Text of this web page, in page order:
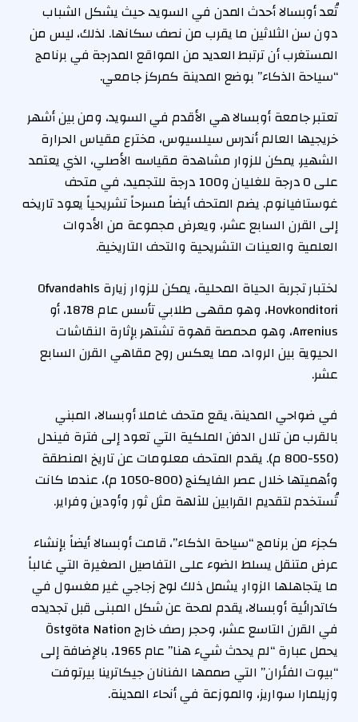
تُعد أوبسالا أحدث المدن في السويد، حيث يشكل الشباب
دون سن الثلاثين ما يقرب من نصف سكانها. لذلك، ليس من
المستغرب أن ترتبط العديد من المواقع المدرجة في برنامج
“سياحة الذكاء” بوضع المدينة كمركز جامعي.
تعتبر جامعة أوبسالا هي الأقدم في السويد، ومن بين أشهر
خريجيها العالم أندرس سيلسيوس، مخترع مقياس الحرارة
الشهير. يمكن للزوار مشاهدة مقياسه الأصلي، الذي يعتمد
على 0 درجة للغليان و100 درجة للتجميد، في متحف
غوستافيانوم. يضم المتحف أيضاً مسرحاً تشريحياً يعود تاريخه
إلى القرن السابع عشر، ويعرض مجموعة من الأدوات
العلمية والعينات التشريحية والتحف التاريخية.
لختبار تجربة الحياة المحلية، يمكن للزوار زيارة Ofvandahls
Hovkonditori، وهو مقهى طلابي تأسس عام 1878، أو
Arrenius، وهو محمصة قهوة تشتهر بإثارة النقاشات
الحيوية بين الرواد، مما يعكس روح مقاهي القرن السابع
عشر.
في ضواحي المدينة، يقع متحف غاملا أوبسالا، المبني
بالقرب من تلال الدفن الملكية التي تعود إلى فترة فيندل
(550-800 م). يقدم المتحف معلومات عن تاريخ المنطقة
وأهميتها خلال عصر الفايكنج (800-1050 م)، عندما كانت
تُستخدم لتقديم القرابين للآلهة مثل ثور وأودين وفراير.
كجزء من برنامج “سياحة الذكاء”، قامت أوبسالا أيضاً بإنشاء
عرض متنقل يسلط الضوء على التفاصيل الصغيرة التي غالباً
ما يتجاهلها الزوار. يشمل ذلك لوح زجاجي غير مغسول في
كاتدرائية أوبسالا، يقدم لمحة عن شكل المبنى قبل تجديده
في القرن التاسع عشر، وحجر رصف خارج Östgöta Nation
يحمل عبارة “لم يحدث شيء هنا” عام 1965، بالإضافة إلى
“بيوت الفئران” التي صممها الفنانان جيكاترينا بيرتوفت
وزيلمارا سواريز، والموزعة في أنحاء المدينة.